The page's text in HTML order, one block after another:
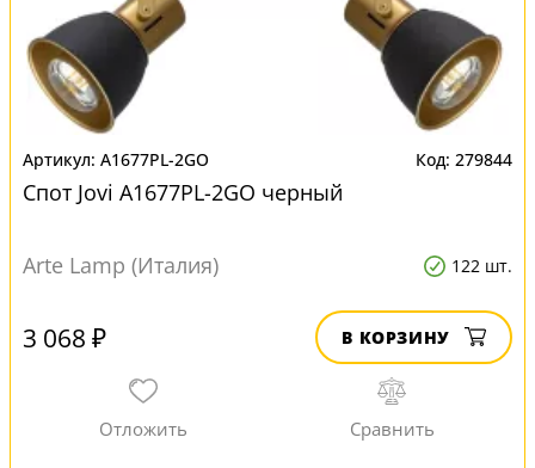
A1677PL-2GO 279844
Спот Jovi A1677PL-2GO черный
Arte Lamp (Италия) 122 шт.
3 068 ₽ В КОРЗИНУ